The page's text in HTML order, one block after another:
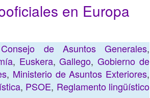
en Europa
Consejo de Asuntos Generales,
, Euskera,Gallego,Gobierno de
, Ministerio de Asuntos Exteriores,
, PSOE, Reglamento lingüístico